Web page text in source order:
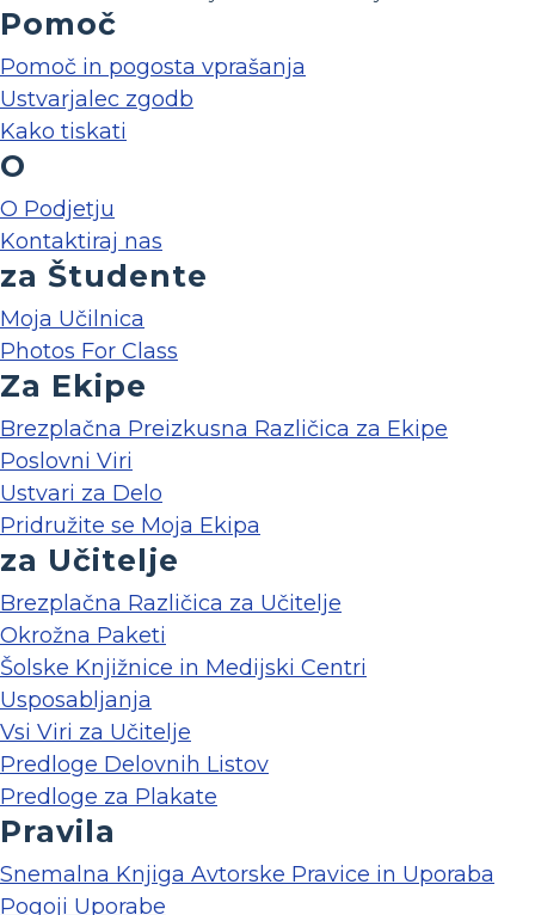
Pomoč
Pomoč in pogosta vprašanja
Ustvarjalec zgodb
Kako tiskati
O
O Podjetju
Kontaktiraj nas
za Študente
Moja Učilnica
Photos For Class
Za Ekipe
Brezplačna Preizkusna Različica za Ekipe
Poslovni Viri
Ustvari za Delo
Pridružite se Moja Ekipa
za Učitelje
Brezplačna Različica za Učitelje
Okrožna Paketi
Šolske Knjižnice in Medijski Centri
Usposabljanja
Vsi Viri za Učitelje
Predloge Delovnih Listov
Predloge za Plakate
Pravila
Snemalna Knjiga Avtorske Pravice in Uporaba
Pogoji Uporabe